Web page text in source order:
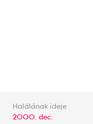
Halálának ideje
2000. dec.